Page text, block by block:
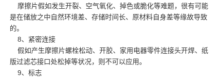
摩擦片假如发生开裂、空气氧化、掉色或脆化等难题，很有可能
是在储放之中自然环境差、存储时间长、原材料自身差等缘故导致
的。
8、紧密连接
假如产生摩擦片螺栓松动、开胶、家用电器零件连接头开焊、纸
版过滤芯接口处松掉等状况，则不可以应用。
9、标志